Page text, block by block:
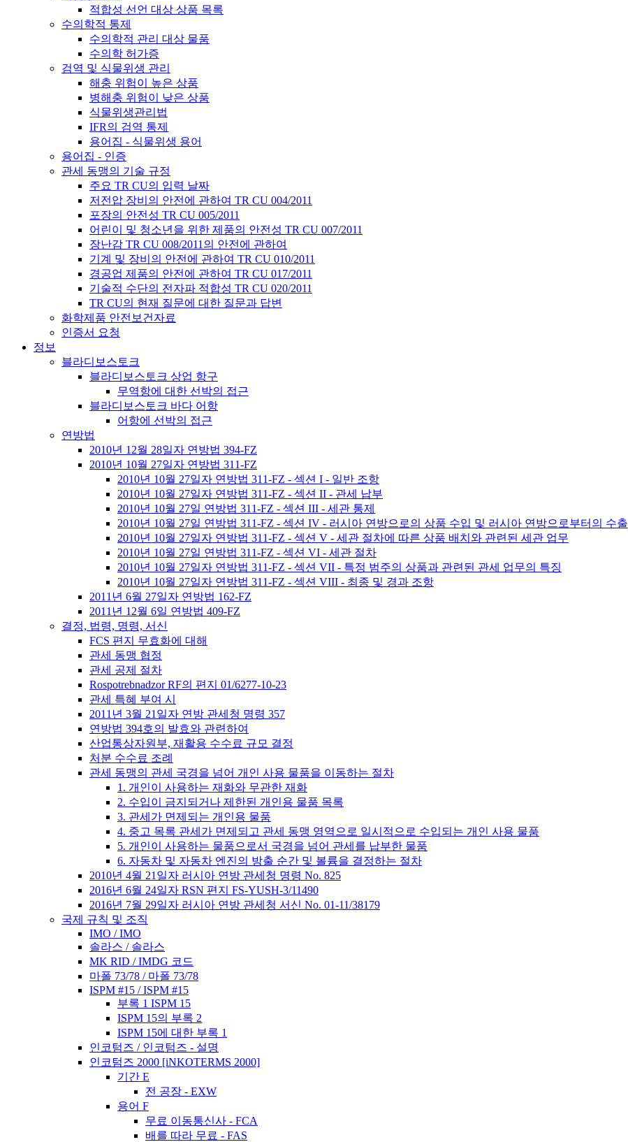
적합성 선언 대상 상품 목록
수의학적 통제
수의학적 관리 대상 물품
수의학 허가증
검역 및 식물위생 관리
해충 위험이 높은 상품
병해충 위험이 낮은 상품
식물위생관리법
IFR의 검역 통제
용어집 - 식물위생 용어
용어집 - 인증
관세 동맹의 기술 규정
주요 TR CU의 입력 날짜
저전압 장비의 안전에 관하여 TR CU 004/2011
포장의 안전성 TR CU 005/2011
어린이 및 청소년을 위한 제품의 안전성 TR CU 007/2011
장난감 TR CU 008/2011의 안전에 관하여
기계 및 장비의 안전에 관하여 TR CU 010/2011
경공업 제품의 안전에 관하여 TR CU 017/2011
기술적 수단의 전자파 적합성 TR CU 020/2011
TR CU의 현재 질문에 대한 질문과 답변
화학제품 안전보건자료
인증서 요청
정보
블라디보스토크
블라디보스토크 상업 항구
무역항에 대한 선박의 접근
블라디보스토크 바다 어항
어항에 선박의 접근
연방법
2010년 12월 28일자 연방법 394-FZ
2010년 10월 27일자 연방법 311-FZ
2010년 10월 27일자 연방법 311-FZ - 섹션 I - 일반 조항
2010년 10월 27일자 연방법 311-FZ - 섹션 II - 관세 납부
2010년 10월 27일 연방법 311-FZ - 섹션 III - 세관 통제
2010년 10월 27일 연방법 311-FZ - 섹션 IV - 러시아 연방으로의 상품 수입 및 러시아 연방으로부터의 수출
2010년 10월 27일자 연방법 311-FZ - 섹션 V - 세관 절차에 따른 상품 배치와 관련된 세관 업무
2010년 10월 27일 연방법 311-FZ - 섹션 VI - 세관 절차
2010년 10월 27일자 연방법 311-FZ - 섹션 VII - 특정 범주의 상품과 관련된 관세 업무의 특징
2010년 10월 27일자 연방법 311-FZ - 섹션 VIII - 최종 및 경과 조항
2011년 6월 27일자 연방법 162-FZ
2011년 12월 6일 연방법 409-FZ
결정, 법령, 명령, 서신
FCS 편지 무효화에 대해
관세 동맹 협정
관세 공제 절차
Rospotrebnadzor RF의 편지 01/6277-10-23
관세 특혜 부여 시
2011년 3월 21일자 연방 관세청 명령 357
연방법 394호의 발효와 관련하여
산업통상자원부, 재활용 수수료 규모 결정
처분 수수료 조례
관세 동맹의 관세 국경을 넘어 개인 사용 물품을 이동하는 절차
1. 개인이 사용하는 재화와 무관한 재화
2. 수입이 금지되거나 제한된 개인용 물품 목록
3. 관세가 면제되는 개인용 물품
4. 중고 목록 관세가 면제되고 관세 동맹 영역으로 일시적으로 수입되는 개인 사용 물품
5. 개인이 사용하는 물품으로서 국경을 넘어 관세를 납부한 물품
6. 자동차 및 자동차 엔진의 방출 순간 및 볼륨을 결정하는 절차
2010년 4월 21일자 러시아 연방 관세청 명령 No. 825
2016년 6월 24일자 RSN 편지 FS-YUSH-3/11490
2016년 7월 29일자 러시아 연방 관세청 서신 No. 01-11/38179
국제 규칙 및 조직
IMO / IMO
솔라스 / 솔라스
MK RID / IMDG 코드
마폴 73/78 / 마폴 73/78
ISPM #15 / ISPM #15
부록 1 ISPM 15
ISPM 15의 부록 2
ISPM 15에 대한 부록 1
인코텀즈 / 인코텀즈 - 설명
인코텀즈 2000 [iNKOTERMS 2000]
기간 E
전 공장 - EXW
용어 F
무료 이동통신사 - FCA
배를 따라 무료 - FAS